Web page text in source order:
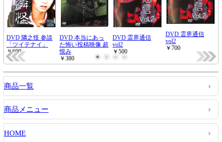
商品一覧
商品メニュー
HOME